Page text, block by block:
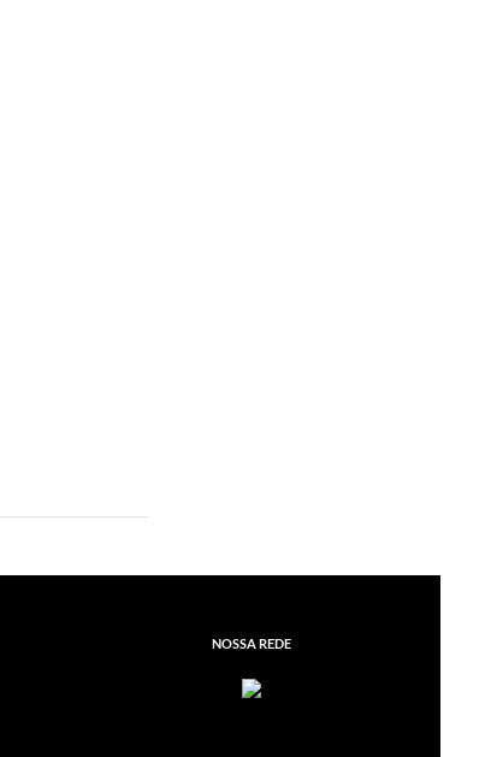
NOSSA REDE